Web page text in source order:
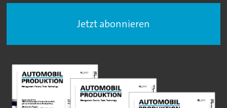
Jetzt abonnieren